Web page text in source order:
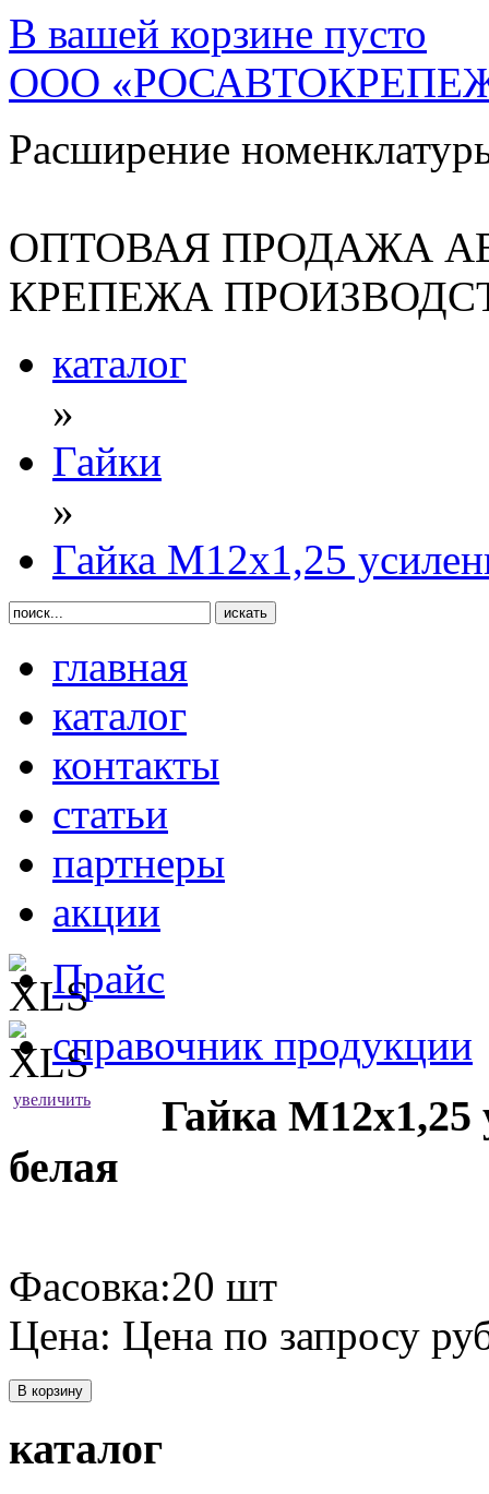
В вашей корзине пусто
ООО
Расширение
ОПТОВАЯ ПРОДАЖА
КРЕПЕЖА
каталог
»
Гайки
»
Гайка М12х1,25
главная
каталог
контакты
статьи
партнеры
акции
Прайс
справочник продукции
увеличить
Гайка М12х1,25
белая
Фасовка:20 шт
Цена: Цена по запросу
В корзину
каталог